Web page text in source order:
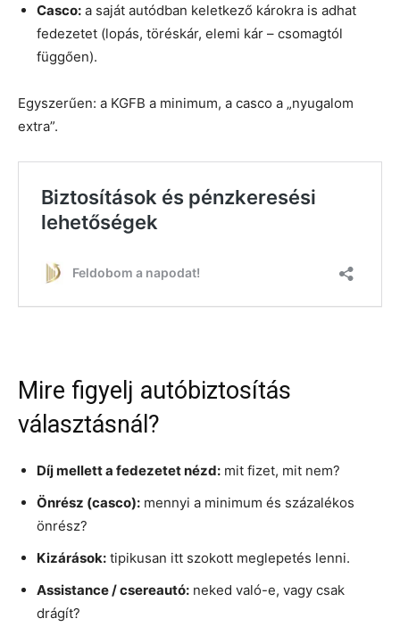
Casco: a saját autódban keletkező károkra is adhat
fedezetet (lopás, töréskár, elemi kár – csomagtól
függően).
Egyszerűen: a KGFB a minimum, a casco a „nyugalom
extra”.
Mire figyelj autóbiztosítás
választásnál?
Díj mellett a fedezetet nézd: mit fizet, mit nem?
Önrész (casco): mennyi a minimum és százalékos
önrész?
Kizárások: tipikusan itt szokott meglepetés lenni.
Assistance / csereautó: neked való-e, vagy csak
drágít?